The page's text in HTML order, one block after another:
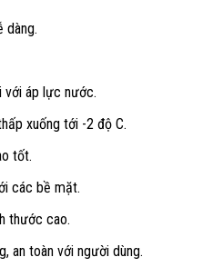
dàng.
với áp lực nước.
xuống tới -2 độ C.
tốt.
các bề mặt.
thước cao.
an toàn với người dùng.